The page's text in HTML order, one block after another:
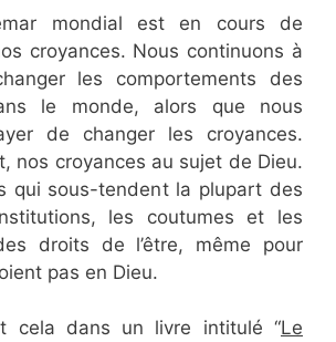
mondial est en cours de
croyances. Nous continuons à
les comportements des
le monde, alors que nous
de changer les croyances.
nos croyances au sujet de Dieu.
qui sous-tendent la plupart des
les coutumes et les
droits de l’être, même pour
pas en Dieu.
cela dans un livre intitulé “Le